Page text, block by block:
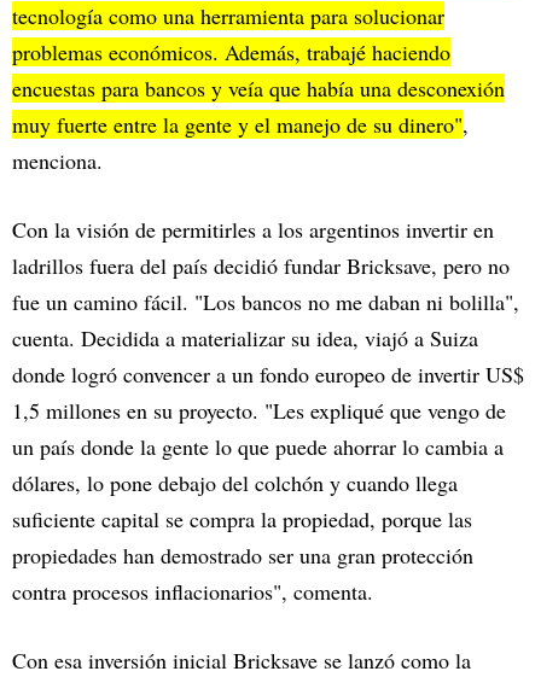
tecnología como una herramienta para solucionar
problemas económicos. Además, trabajé haciendo
encuestas para bancos y veía que había una desconexión
muy fuerte entre la gente y el manejo de su dinero",
menciona.
Con la visión de permitirles a los argentinos invertir en
ladrillos fuera del país decidió fundar Bricksave, pero no
fue un camino fácil. "Los bancos no me daban ni bolilla",
cuenta. Decidida a materializar su idea, viajó a Suiza
donde logró convencer a un fondo europeo de invertir US$
1,5 millones en su proyecto. "Les expliqué que vengo de
un país donde la gente lo que puede ahorrar lo cambia a
dólares, lo pone debajo del colchón y cuando llega
suficiente capital se compra la propiedad, porque las
propiedades han demostrado ser una gran protección
contra procesos inflacionarios", comenta.
Con esa inversión inicial Bricksave se lanzó como la